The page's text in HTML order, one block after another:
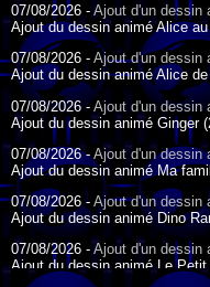
07/08/2026 - Ajout d'un dessin
Ajout du dessin animé Alice
07/08/2026 - Ajout d'un dessin
Ajout du dessin animé Alice
07/08/2026 -Ajout d'un dessin
Ajout du dessin animé Ginger
07/08/2026 -Ajout d'un dessin
Ajout du dessin animé Ma
07/08/2026 - Ajout d'un dessin
Ajout du dessin animé Dino
07/08/2026 - Ajout d'un dessin
Ajout du dessin animé Le